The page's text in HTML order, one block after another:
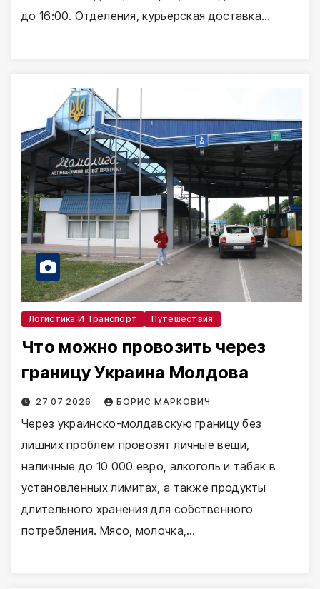
до 16:00. Отделения, курьерская доставка…
Логистика И Транспорт Путешествия
Что можно провозить через
границу Украина Молдова
27.07.2026 БОРИС МАРКОВИЧ
Через украинско-молдавскую границу без
лишних проблем провозят личные вещи,
наличные до 10 000 евро, алкоголь и табак в
установленных лимитах, а также продукты
длительного хранения для собственного
потребления. Мясо, молочка,…